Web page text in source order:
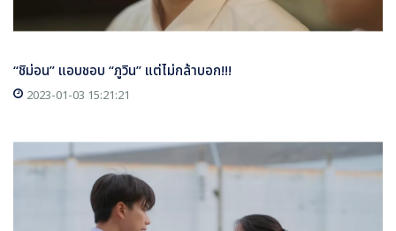
“ชิม่อน” แอบชอบ “ภูวิน” แต่ไม่กล้าบอก!!!
2023-01-03 15:21:21